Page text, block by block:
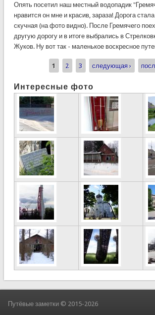
Опять посетил наш местный водопадик
нравится он мне и красив, зараза! Дорога
скучная (на фото видно). После Гремячего
другую дорогу и в итоге выбрались в
Жуков. Ну вот так - маленькое воскресное
Страницы
1 2 3 следующая ›
Интересные фото
Путёвые заметки © 2015-2026